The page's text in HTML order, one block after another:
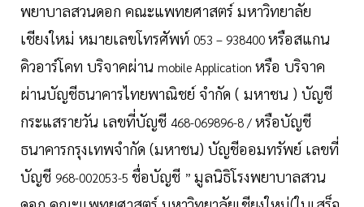
พยาบาลสวนดอก คณะแพทยศาสตร์ มหาวิทยาลัย
เชียงใหม่ หมายเลขโทรศัพท์ 053 – 938400 หรือสแกน
คิวอาร์โคท บริจาคผ่าน mobile Application หรือ บริจาค
ผ่านบัญชีธนาคารไทยพาณิชย์ จำกัด ( มหาชน ) บัญชี
กระแสรายวัน เลขที่บัญชี 468-069896-8 / หรือบัญชี
ธนาคารกรุงเทพจำกัด (มหาชน) บัญชีออมทรัพย์ เลขที่
บัญชี 968-002053-5 ชื่อบัญชี ” มูลนิธิโรงพยาบาลสวน